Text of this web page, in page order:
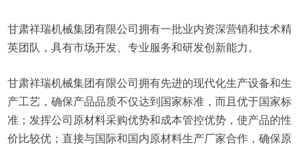
甘肃祥瑞机械集团有限公司拥有一批业内资深营销和技术精
英团队，具有市场开发、专业服务和研发创新能力。
甘肃祥瑞机械集团有限公司拥有先进的现代化生产设备和生
产工艺，确保产品品质不仅达到国家标准，而且优于国家标
准；发挥公司原材料采购优势和成本管控优势，使产品的性
价比较优；直接与国际和国内原材料生产厂家合作，确保原